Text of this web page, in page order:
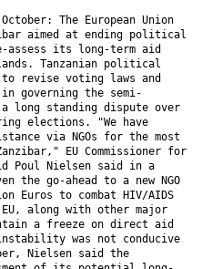
The European Union
aimed at ending political
its long-term aid
Tanzanian political
to revise voting laws and
governing the semi-
long standing dispute over
elections. "We have
via NGOs for the most
EU Commissioner for
Poul Nielsen said in a
the go-ahead to a new NGO
Euros to combat HIV/AIDS
along with other major
a freeze on direct aid
was not conducive
Nielsen said the